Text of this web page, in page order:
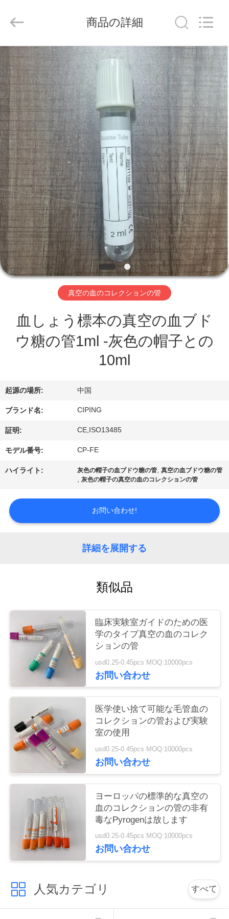
家
プ
ロ
ダ
ク
ト
私
達
に
つ
旅
行
品
質
理
し
さ
引
を
な
さ
い
Hangzhou
Ciping
Rights
Reserved.
商品の詳細
真空の血のコレクションの管
血しょう標本の真空の血ブド
ウ糖の管1ml -灰色の帽子との
10ml
起源の場所: 中国
ブランド名: CIPING
証明: CE,ISO13485
モデル番号: CP-FE
ハイライト: 灰色の帽子の血ブドウ糖の管,真空の血ブドウ糖の管
,灰色の帽子の真空の血のコレクションの管
お問い合わせ!
詳細を展開する
類似品
臨床実験室ガイドのための医
学のタイプ真空の血のコレク
ションの管
usd0.25-0.45pcs MOQ:10000pcs
お問い合わせ
医学使い捨て可能な毛管血の
コレクションの管および実験
室の使用
usd0.25-0.45pcs MOQ:10000pcs
お問い合わせ
ヨーロッパの標準的な真空の
血のコレクションの管の非有
毒なPyrogenは放します
usd0.25-0.45pcs MOQ:10000pcs
お問い合わせ
人気カテゴリ すべて